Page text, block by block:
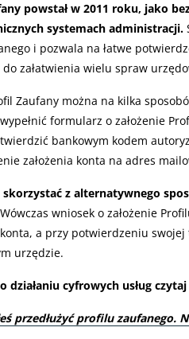
powstał w 2011 roku, jako
systemach administracji.
i pozwala na łatwe
załatwienia wielu spraw
Zaufany można na kilka
formularz o założenie
bankowym kodem
założenia konta na adres
skorzystać z alternatywnego
wniosek o założenie
a przy potwierdzeniu
urzędzie.
działaniu cyfrowych usług
przedłużyć profilu zaufanego.